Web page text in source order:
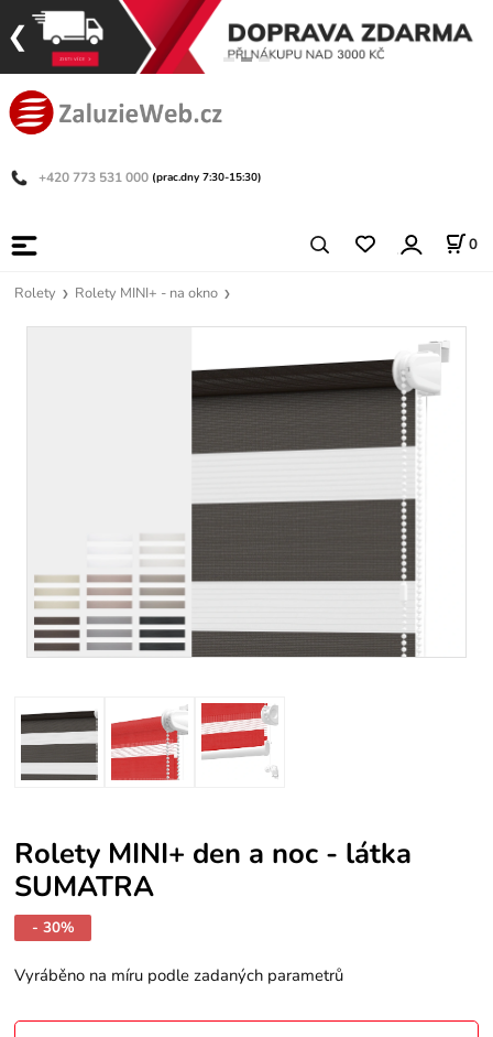
+420 773 531 000 (prac.dny 7:30-15:30)
0
Rolety Rolety MINI+ - na okno
Rolety MINI+ den a noc - látka
SUMATRA
- 30%
Vyráběno na míru podle zadaných parametrů